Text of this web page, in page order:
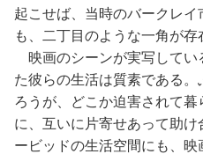
起こせば、当時のバークレ
も、二丁目のような一角が存
映画のシーンが実写してい
た彼らの生活は質素である
ろうが、どこか迫害されて暮
に、互いに片寄せあって助
ービッドの生活空間にも、